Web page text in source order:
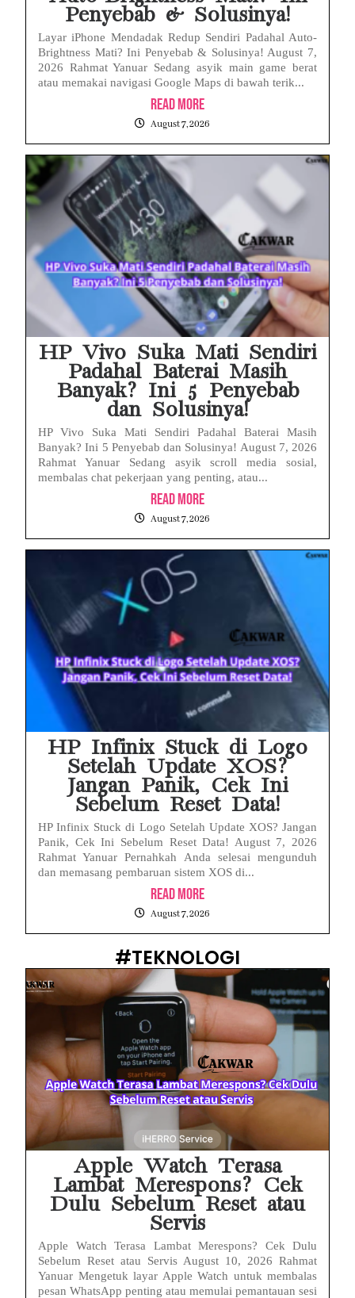
Penyebab & Solusinya!
Layar iPhone Mendadak Redup Sendiri Padahal Auto-
Brightness Mati? Ini Penyebab & Solusinya! August 7,
2026 Rahmat Yanuar Sedang asyik main game berat
atau memakai navigasi Google Maps di bawah terik...
Read More
August 7, 2026
HP Vivo Suka Mati Sendiri
Padahal Baterai Masih
Banyak? Ini 5 Penyebab
dan Solusinya!
HP Vivo Suka Mati Sendiri Padahal Baterai Masih
Banyak? Ini 5 Penyebab dan Solusinya! August 7, 2026
Rahmat Yanuar Sedang asyik scroll media sosial,
membalas chat pekerjaan yang penting, atau...
Read More
August 7, 2026
HP Infinix Stuck di Logo
Setelah Update XOS?
Jangan Panik, Cek Ini
Sebelum Reset Data!
HP Infinix Stuck di Logo Setelah Update XOS? Jangan
Panik, Cek Ini Sebelum Reset Data! August 7, 2026
Rahmat Yanuar Pernahkah Anda selesai mengunduh
dan memasang pembaruan sistem XOS di...
Read More
August 7, 2026
#TEKNOLOGI
Apple Watch Terasa
Lambat Merespons? Cek
Dulu Sebelum Reset atau
Servis
Apple Watch Terasa Lambat Merespons? Cek Dulu
Sebelum Reset atau Servis August 10, 2026 Rahmat
Yanuar Mengetuk layar Apple Watch untuk membalas
pesan WhatsApp penting atau memulai pemantauan sesi